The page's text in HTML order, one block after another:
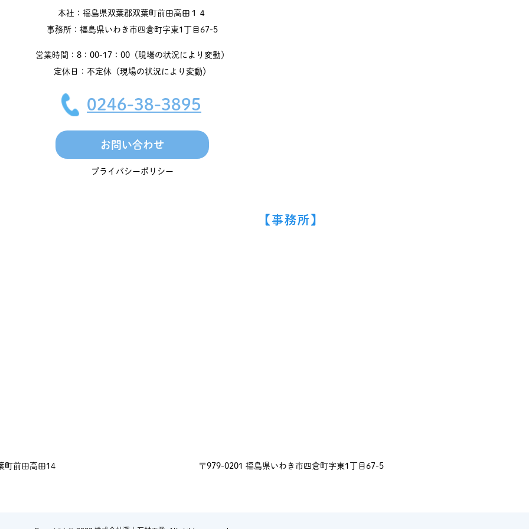
本社：福島県双葉郡双葉町前田高田１４
事務所：福島県いわき市四倉町字東1丁目67-5
営業時間：8：00-17：00（現場の状況により変動）
定休日：不定休（現場の状況により変動）
0246-38-3895
お問い合わせ
プライバシーポリシー
町前田高田14
【事務所】
〒979-0201 福島県いわき市四倉町字東1丁目67-5